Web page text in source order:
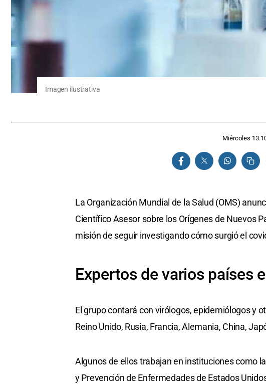
Imagen ilustrativa
Miércoles
La Organización Mundial de la Salud (OMS)
Científico Asesor sobre los Orígenes de Nuevos
misión de seguir investigando cómo surgió el
Expertos de varios países
El grupo contará con virólogos, epidemiólogos y
Reino Unido, Rusia, Francia, Alemania, China,
Algunos de ellos trabajan en instituciones como
y Prevención de Enfermedades de Estados